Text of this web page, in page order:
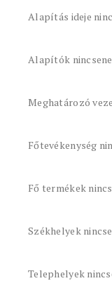
Alapítás ideje
Alapítók
Meghatározó
Főtevékenység
Fő termékek
Székhelyek
Telephelyek